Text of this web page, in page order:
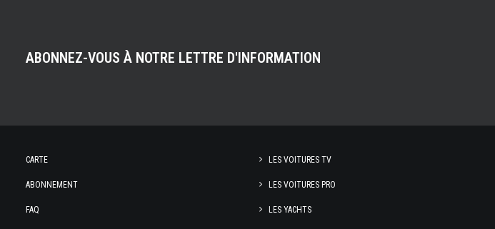
ABONNEZ-VOUS À NOTRE LETTRE D'INFORMATION
CARTE
ABONNEMENT
FAQ
LES VOITURES TV
LES VOITURES PRO
LES YACHTS